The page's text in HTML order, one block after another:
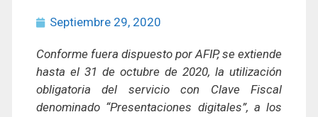
Septiembre 29, 2020
Conforme fuera dispuesto por AFIP, se extiende
hasta el 31 de octubre de 2020, la utilización
obligatoria del servicio con Clave Fiscal
denominado “Presentaciones digitales”, a los